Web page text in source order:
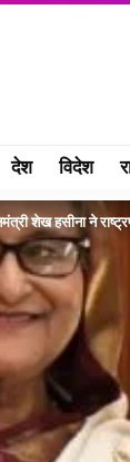
देश विदेश
शेख हसीना ने